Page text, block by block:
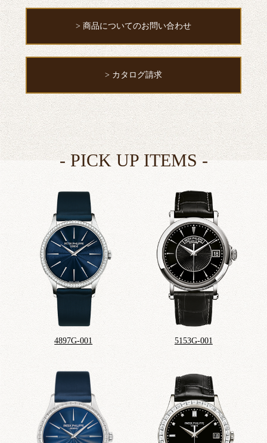
> 商品についてのお問い合わせ
> カタログ請求
4897G-001 5153G-001